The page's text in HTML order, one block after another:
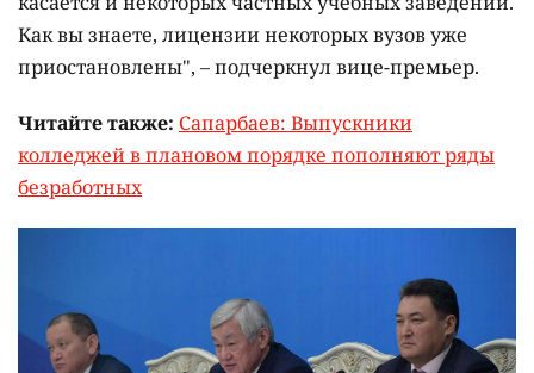
Как вы знаете, лицензии некоторых вузов уже
приостановлены", – подчеркнул вице-премьер.
Читайте также: Сапарбаев: Выпускники
колледжей в плановом порядке пополняют ряды
безработных